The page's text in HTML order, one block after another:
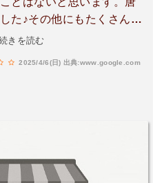
た♪その他にもたくさんの
飯大盛り無料、普通盛り
きを読む
2025/4/6(日) 出典:www.google.com